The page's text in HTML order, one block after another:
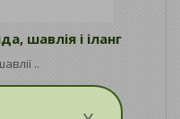
шавлія і іланг
..